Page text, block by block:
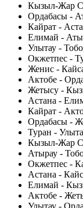
Кызыл-Жар
Ордабасы -
Кайрат -
Елимай -
Улытау -
Окжетпес -
Женис -
Актобе -
Жетысу -
Астана -
Кайрат -
Ордабасы -
Туран -
Кызыл-Жар
Атырау -
Окжетпес -
Астана -
Елимай -
Актобе -